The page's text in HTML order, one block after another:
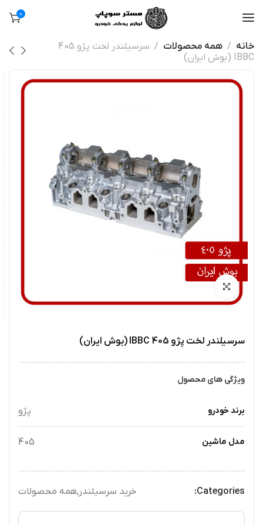
0
خانه همه محصولات
سرسیلندر لخت پژو 405
IBBC (بوش ایران)
سرسیلندر لخت پژو 405 IBBC (بوش ایران)
ویژگی های محصول
برند خودرو پژو
مدل ماشین 405
Categories: خرید سرسیلندر ,همه محصولات